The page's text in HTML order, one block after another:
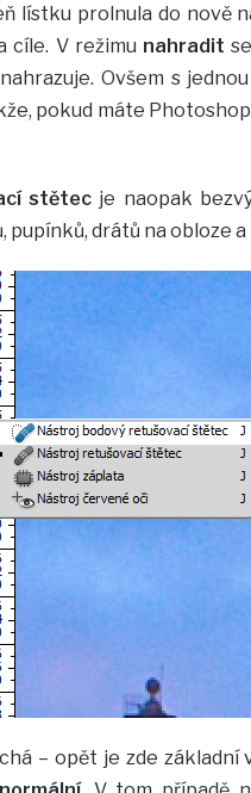
lístku prolnula do nově
cíle. V režimu nahradit
Ovšem s
pokud máte
stětec je naopak
pupínků, drátů na obloze
– opět je zde základní